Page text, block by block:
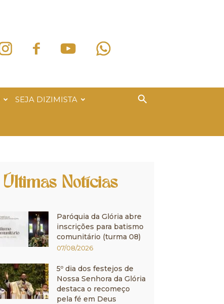
SEJA DIZIMISTA
Últimas Notícias
Paróquia da Glória abre
inscrições para batismo
comunitário (turma 08)
07/08/2026
5º dia dos festejos de
Nossa Senhora da Glória
destaca o recomeço
pela fé em Deus